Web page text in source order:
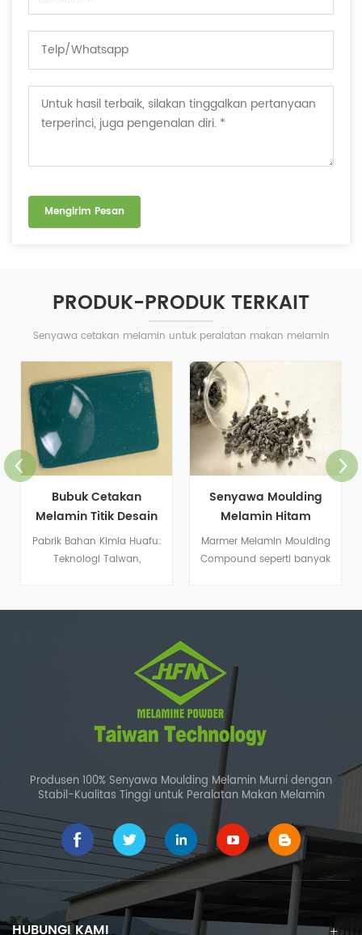
PRODUK-PRODUK TERKAIT
Senyawa cetakan melamin untuk peralatan makan melamin
Bubuk Cetakan
Melamin Titik Desain
Kustom Baru
Pabrik Bahan Kimia Huafu:
Teknologi Taiwan,
Senyawa Moulding
Melamin Hitam
Marmer Melamin Moulding
Compound seperti banyak
peralatan makan porselen
Produsen 100% Senyawa Moulding Melamin Murni dengan
Stabil-Kualitas Tinggi untuk Peralatan Makan Melamin
HUBUNGI KAMI